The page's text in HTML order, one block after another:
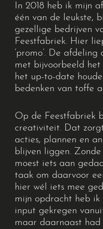
In 2018 heb ik mijn
één van de leukste,
gezellige bedrijven
Feestfabriek. Hier
‘promo’. De afdeling
met bijvoorbeeld het
het up-to-date
bedenken van toffe
Op de Feestfabriek
creativiteit. Dat
acties, plannen en
blijven liggen.
moest iets aan
taak om daarvoor
hier wél iets mee
mijn opdracht heb
input gekregen
maar daarnaast had